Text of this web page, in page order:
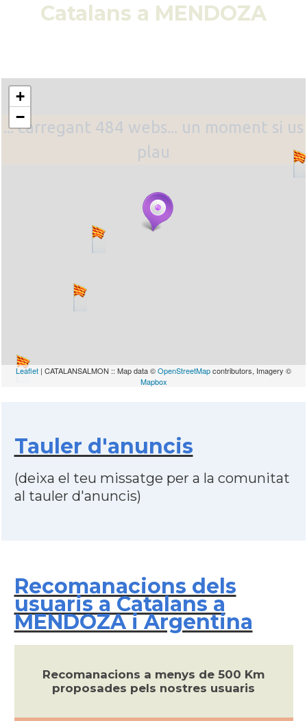
Catalans a MENDOZA
... carregant 484 webs... un moment si us
plau
+
−
Leaflet | CATALANSALMON :: Map data ©OpenStreetMapcontributors, Imagery ©
Mapbox
Tauler d'anuncis
(deixa el teu missatge per a la comunitat
al tauler d'anuncis)
Recomanacions dels
usuaris a Catalans a
MENDOZA i Argentina
Recomanacions a menys de 500 Km
proposades pels nostres usuaris